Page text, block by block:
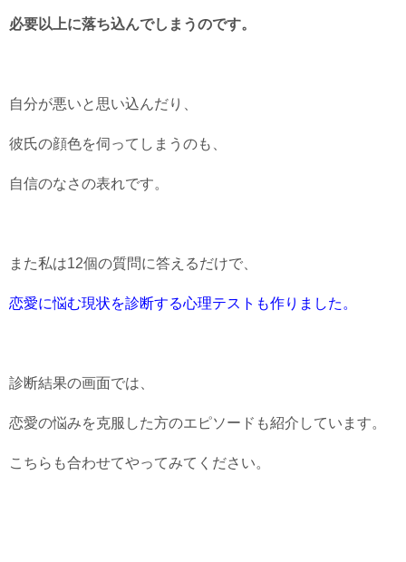
必要以上に落ち込んでしまうのです。
自分が悪いと思い込んだり、
彼氏の顔色を伺ってしまうのも、
自信のなさの表れです。
また私は12個の質問に答えるだけで、
恋愛に悩む現状を診断する心理テストも作りました。
診断結果の画面では、
恋愛の悩みを克服した方のエピソードも紹介しています。
こちらも合わせてやってみてください。